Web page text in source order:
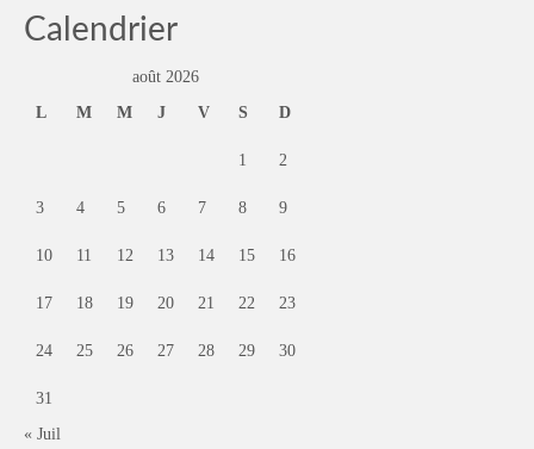
Calendrier
août 2026
L
M M J V S D
1 2
3 4 5 6 7 8 9
10 11 12 13 14 15 16
17 18 19 20 21 22 23
24 25 26 27 28 29 30
31
« Juil